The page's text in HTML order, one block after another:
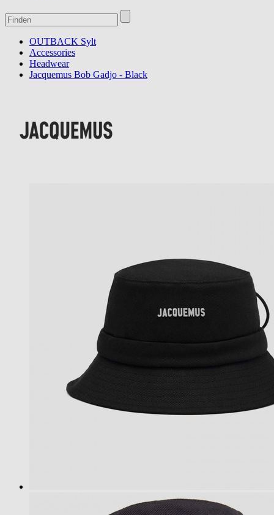
OUTBACK Sylt
Accessories
Headwear
Jacquemus Bob Gadjo - Black